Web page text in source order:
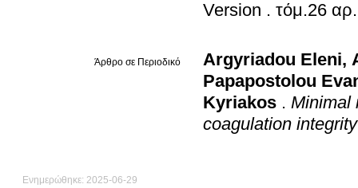
Version .
Άρθρο σε Περιοδικό Argyriadou Eleni,
Papapostolou
Kyriakos . Minimal
coagulation integrity
Ενημερώθηκε: 2025-06-29